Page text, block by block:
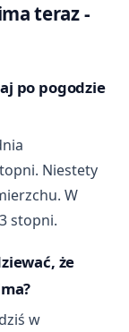
teraz -
po pogodzie
Niestety
W
stopni.
że
w